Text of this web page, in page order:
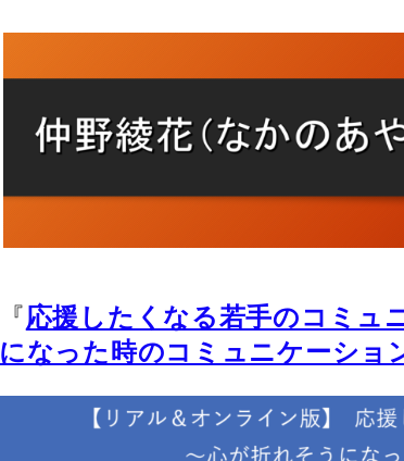
『応援したくなる若手のコミュ
になった時のコミュニケーショ